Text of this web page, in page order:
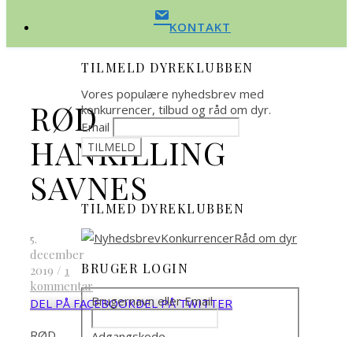
KONTAKT
RØD
HANKILLING
SAVNES
5.
december
2019 / 1
kommentar
DEL PÅ FACEBOOKDEL PÅ TWITTER
TILMELD DYREKLUBBEN
Vores populære nyhedsbrev med
konkurrencer, tilbud og råd om dyr.
Email
TILMED DYREKLUBBEN
BRUGER LOGIN
Brugernavn eller Email